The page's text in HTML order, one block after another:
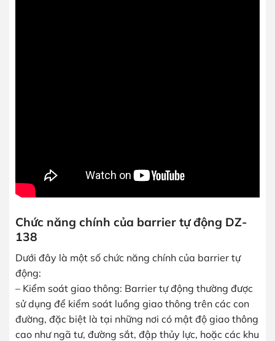
Chức năng chính của barrier tự động DZ-
138
Dưới đây là một số chức năng chính của barrier tự
động:
– Kiểm soát giao thông: Barrier tự động thường được
sử dụng để kiểm soát luồng giao thông trên các con
đường, đặc biệt là tại những nơi có mật độ giao thông
cao như ngã tư, đường sắt, đập thủy lực, hoặc các khu